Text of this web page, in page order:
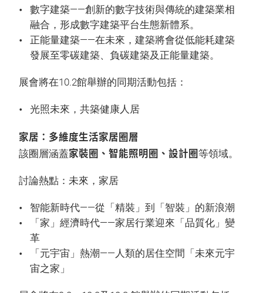
數字建築——創新的數字技術與傳統的建築業相
融合，形成數字建築平台生態新體系。
正能量建築——在未來，建築將會從低能耗建築
發展至零碳建築、負碳建築及正能量建築。
展會將在10.2館舉辦的同期活動包括：
光照未來，共築健康人居
家居：多維度生活家居圈層
該圈層涵蓋家裝圈、智能照明圈、設計圈等領域。
討論熱點：未來，家居
智能新時代——從「精裝」到「智裝」的新浪潮
「家」經濟時代——家居行業迎來「品質化」變
革
「元宇宙」熱潮——人類的居住空間「未來元宇
宙之家」